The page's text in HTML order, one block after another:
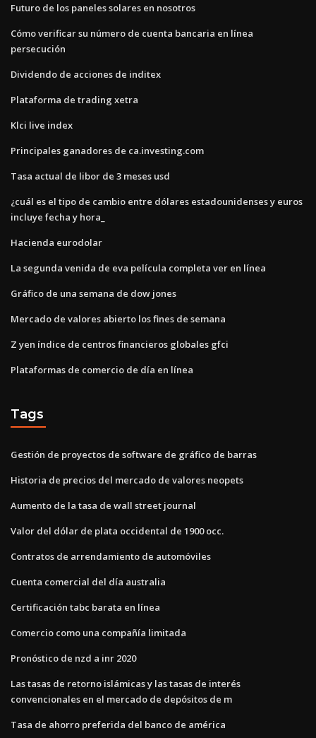
Futuro de los paneles solares en nosotros
Cómo verificar su número de cuenta bancaria en línea
persecución
Dividendo de acciones de inditex
Plataforma de trading xetra
Klci live index
Principales ganadores de ca.investing.com
Tasa actual de libor de 3 meses usd
¿cuál es el tipo de cambio entre dólares estadounidenses y euros
incluye fecha y hora_
Hacienda eurodolar
La segunda venida de eva película completa ver en línea
Gráfico de una semana de dow jones
Mercado de valores abierto los fines de semana
Z yen índice de centros financieros globales gfci
Plataformas de comercio de día en línea
Tags
Gestión de proyectos de software de gráfico de barras
Historia de precios del mercado de valores neopets
Aumento de la tasa de wall street journal
Valor del dólar de plata occidental de 1900 occ.
Contratos de arrendamiento de automóviles
Cuenta comercial del día australia
Certificación tabc barata en línea
Comercio como una compañía limitada
Pronóstico de nzd a inr 2020
Las tasas de retorno islámicas y las tasas de interés
convencionales en el mercado de depósitos de m
Tasa de ahorro preferida del banco de américa